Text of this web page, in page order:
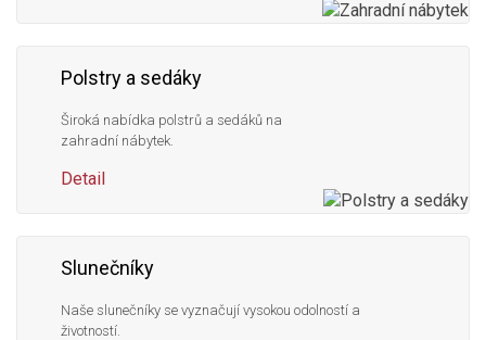
Polstry a sedáky
Široká nabídka polstrů a sedáků na
zahradní nábytek.
Detail
Slunečníky
Naše slunečníky se vyznačují vysokou odolností a
životností.